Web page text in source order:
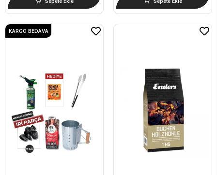
KARGO BEDAVA